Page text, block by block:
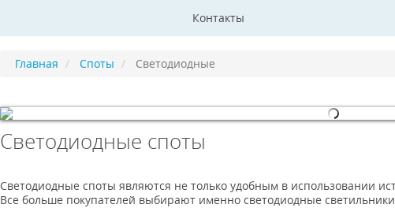
Контакты
Главная Споты Светодиодные
© Free
Светодиодные споты
Светодиодные споты являются не только удобным в использовании
Все больше покупателей выбирают именно светодиодные